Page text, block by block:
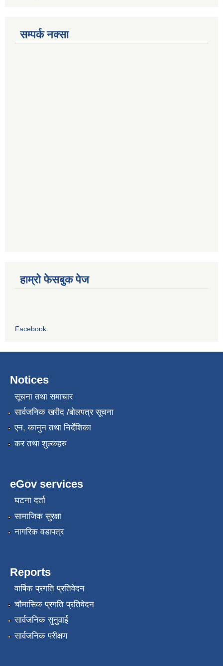
सम्पर्क नक्सा
हाम्रो फेसबुक पेज
Facebook
Notices
सूचना तथा समाचार
सार्वजनिक खरीद /बोलपत्र सूचना
एन, कानुन तथा निर्देशिका
कर तथा शुल्कहरु
eGov services
घटना दर्ता
सामाजिक सुरक्षा
नागरिक वडापत्र
Reports
वार्षिक प्रगति प्रतिवेदन
चौमासिक प्रगति प्रतिवेदन
सार्वजनिक सुनुवाई
सार्वजनिक परीक्षण